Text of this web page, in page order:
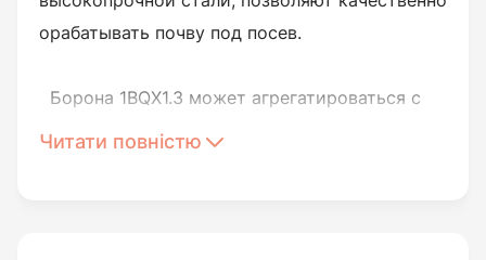
орабатывать почву под посев.
Борона 1BQX1.3 может агрегатироваться с
тракторами мощностью 18-22 л.с. Ширины
Читати повністю